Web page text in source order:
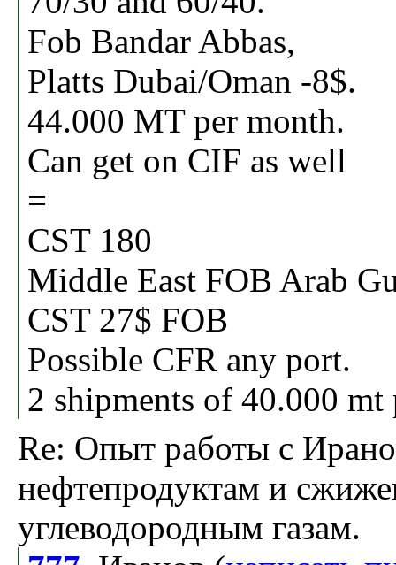
Fob Bandar Abbas,
Platts Dubai/Oman -8$.
44.000 MT per month.
Can get on CIF as well
=
CST 180
Middle East FOB Arab
CST 27$ FOB
Possible CFR any port.
2 shipments of 40.000 mt
Re: Опыт работы с
нефтепродуктам и
углеводородным газам.